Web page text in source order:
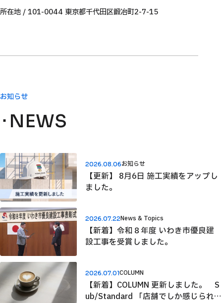
所在地 / 101-0044 東京都千代田区鍛冶町2-7-15
お知らせ
NEWS
2026.08.06お知らせ
【更新】 8月6日 施工実績をアップし
ました。
2026.07.22News & Topics
【新着】令和８年度 いわき市優良建
設工事を受賞しました。
2026.07.01COLUMN
【新着】COLUMN 更新しました。 S
ub/Standard 「店舗でしか感じられ